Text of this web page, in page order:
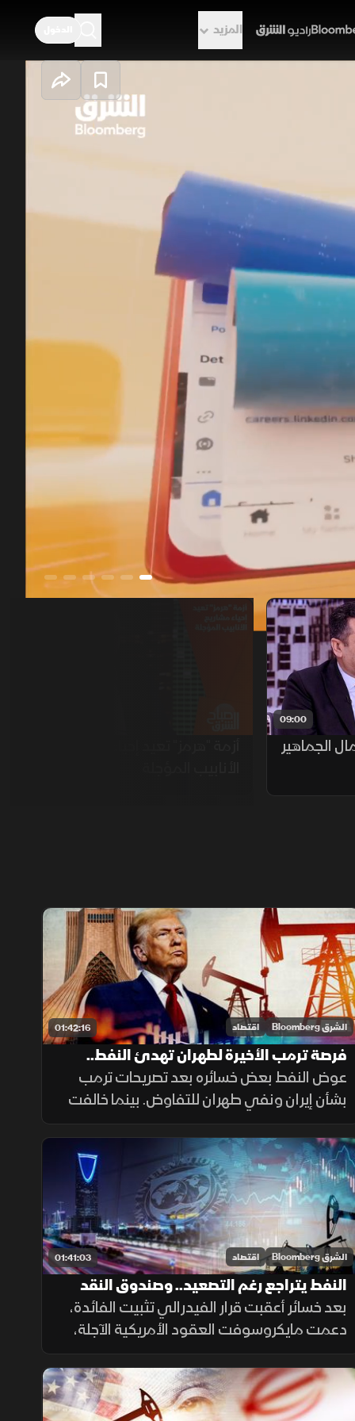
المزيد
00:12/01:14:49
ونمو القطاع
تحسن التدفقات، النفط يتكبد خسائر
القطاع الخاص غير النفطي في السعودية يواصل انتعاشه
أول المتأهلين إلى الربع النهائي بثلاثية
السعودية كأس العالم 2026 مصر
09:00
الجماهير
01:42:16 الشرق Bloomberg اقتصاد
فرصة ترمب الأخيرة لطهران تهدئ النفط..
ونمو قياسي للقطاع غير النفطي السعودي
عوض النفط بعض خسائره بعد تصريحات ترمب
بشأن إيران ونفي طهران للتفاوض. بينما خالفت
آسيا صعود "وول ستريت" مع تراجع الين الياباني.
وتواصل نمو القطاع غير النفطي بالسعودية
للشهر الرابع على التوالي.
01:41:03 الشرق Bloomberg اقتصاد
النفط يتراجع رغم التصعيد.. وصندوق النقد
يرسم صورة متفائلة للسعودية
بعد خسائر أعقبت قرار الفيدرالي تثبيت الفائدة،
دعمت مايكروسوفت العقود الأمريكية الآجلة،
وقفزت عوائد السندات طويلة الأجل. وتراجعت
أسعار النفط رغم التصعيد، بينما يرسم صندوق
النقد صورة متفائلة للسعودية